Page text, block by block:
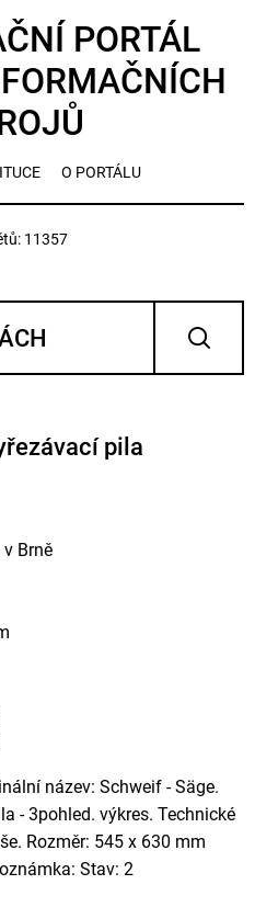
PORTÁL
O PORTÁLU
11357
pila
Brně
název: Schweif - Säge.
- 3pohled. výkres. Technické
Rozměr: 545 x 630 mm
Stav: 2